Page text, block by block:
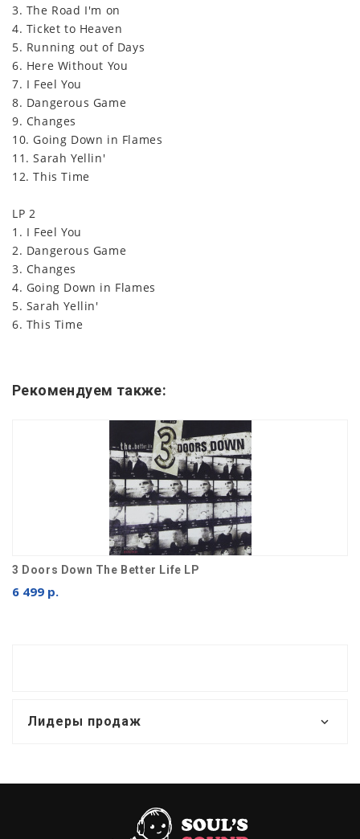
3. The Road I'm on
4. Ticket to Heaven
5. Running out of Days
6. Here Without You
7. I Feel You
8. Dangerous Game
9. Changes
10. Going Down in Flames
11. Sarah Yellin'
12. This Time
LP 2
1. I Feel You
2. Dangerous Game
3. Changes
4. Going Down in Flames
5. Sarah Yellin'
6. This Time
Рекомендуем также:
3 Doors Down The Better Life LP
6 499 р.
Лидеры продаж